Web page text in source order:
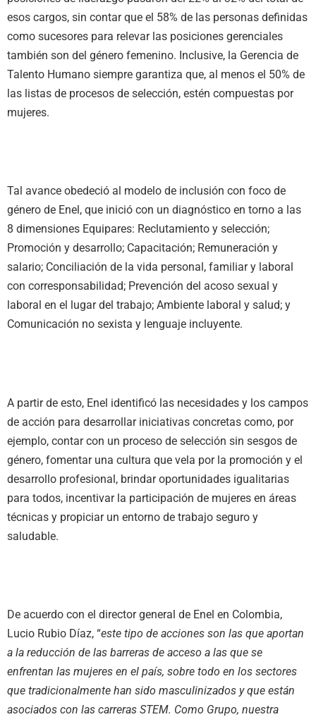
esos cargos, sin contar que el 58% de las personas definidas
como sucesores para relevar las posiciones gerenciales
también son del género femenino. Inclusive, la Gerencia de
Talento Humano siempre garantiza que, al menos el 50% de
las listas de procesos de selección, estén compuestas por
mujeres.
Tal avance obedeció al modelo de inclusión con foco de
género de Enel, que inició con un diagnóstico en torno a las
8 dimensiones Equipares: Reclutamiento y selección;
Promoción y desarrollo; Capacitación; Remuneración y
salario; Conciliación de la vida personal, familiar y laboral
con corresponsabilidad; Prevención del acoso sexual y
laboral en el lugar del trabajo; Ambiente laboral y salud; y
Comunicación no sexista y lenguaje incluyente.
A partir de esto, Enel identificó las necesidades y los campos
de acción para desarrollar iniciativas concretas como, por
ejemplo, contar con un proceso de selección sin sesgos de
género, fomentar una cultura que vela por la promoción y el
desarrollo profesional, brindar oportunidades igualitarias
para todos, incentivar la participación de mujeres en áreas
técnicas y propiciar un entorno de trabajo seguro y
saludable.
De acuerdo con el director general de Enel en Colombia,
Lucio Rubio Díaz, “este tipo de acciones son las que aportan
a la reducción de las barreras de acceso a las que se
enfrentan las mujeres en el país, sobre todo en los sectores
que tradicionalmente han sido masculinizados y que están
asociados con las carreras STEM. Como Grupo, nuestra